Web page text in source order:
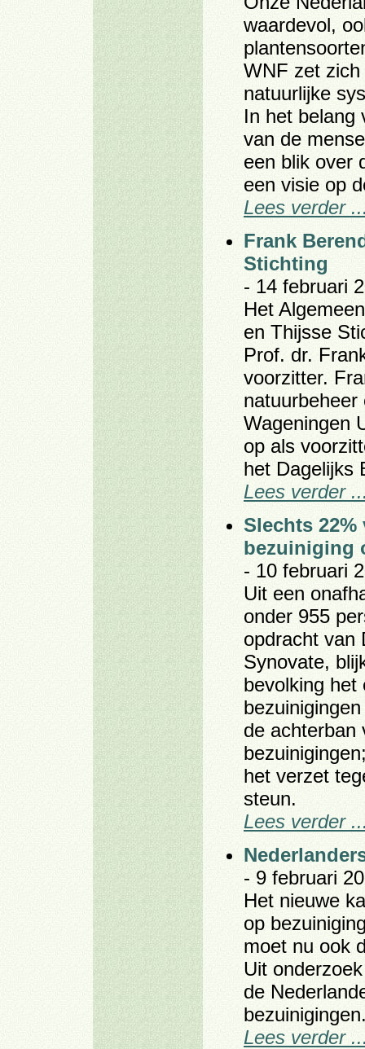
waardevol,
WNF zet
natuurlijke
In het belang
van de
een blik over
een visie op
Lees verder
Frank
Stichting
- 14 februari
Het
en Thijsse
Prof. dr.
voorzitter.
natuurbeheer
Wageningen
op als
het Dagelijks
Lees verder
Slechts
bezuiniging
- 10 februari
Uit een
onder 955
opdracht van
Synovate,
bevolking het
de achterban
het verzet
steun.
Lees verder
- 9 februari
Het nieuwe
op
moet nu ook
Uit
de
Lees verder